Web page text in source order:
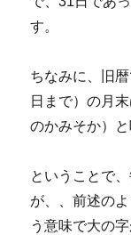
す。
ちなみに、旧
日まで）の月
のかみそか）と
ということで
が、、前述の
う意味で大の